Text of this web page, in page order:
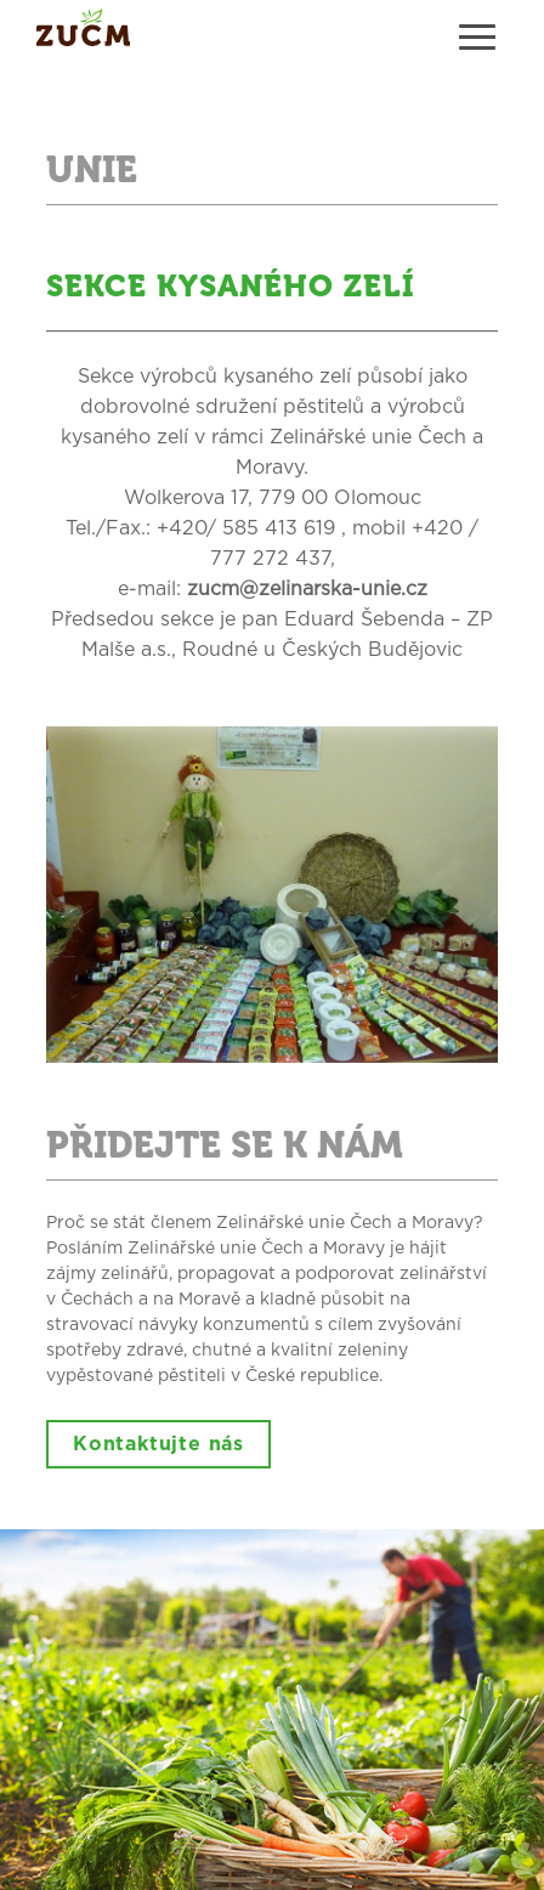
UNIE
SEKCE KYSANÉHO ZELÍ
Sekce výrobců kysaného zelí působí jako
dobrovolné sdružení pěstitelů a výrobců
kysaného zelí v rámci Zelinářské unie Čech a
Moravy.
Wolkerova 17, 779 00 Olomouc
Tel./Fax.: +420/ 585 413 619 , mobil +420 /
777 272 437,
e-mail: zucm@zelinarska-unie.cz
Předsedou sekce je pan Eduard Šebenda – ZP
Malše a.s., Roudné u Českých Budějovic
PŘIDEJTE SE K NÁM
Proč se stát členem Zelinářské unie Čech a Moravy?
Posláním Zelinářské unie Čech a Moravy je hájit
zájmy zelinářů, propagovat a podporovat zelinářství
v Čechách a na Moravě a kladně působit na
stravovací návyky konzumentů s cílem zvyšování
spotřeby zdravé, chutné a kvalitní zeleniny
vypěstované pěstiteli v České republice.
Kontaktujte nás